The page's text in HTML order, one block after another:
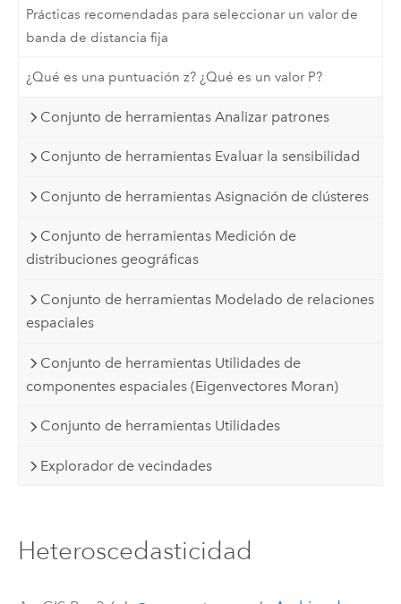
Prácticas recomendadas para seleccionar un valor de
banda de distancia fija
¿Qué es una puntuación z? ¿Qué es un valor P?
Conjunto de herramientas Analizar patrones
Conjunto de herramientas Evaluar la sensibilidad
Conjunto de herramientas Asignación de clústeres
Conjunto de herramientas Medición de
distribuciones geográficas
Conjunto de herramientas Modelado de relaciones
espaciales
Conjunto de herramientas Utilidades de
componentes espaciales (Eigenvectores Moran)
Conjunto de herramientas Utilidades
Explorador de vecindades
Heteroscedasticidad